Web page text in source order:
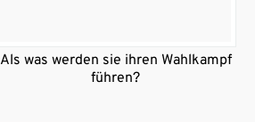
Als was werden sie ihren Wahlkampf
führen?